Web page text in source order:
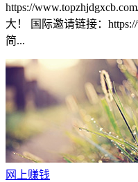
https://
大！ 国际邀请链接：
简...
网上赚钱